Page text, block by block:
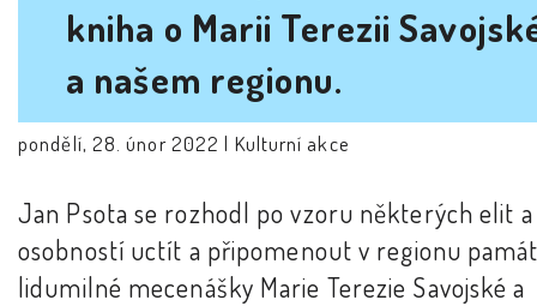
kniha o Marii Terezii
a našem regionu.
pondělí, 28. únor 2022 | Kulturní akce
Jan Psota se rozhodl po vzoru některých elit a
osobností uctít a připomenout v regionu
lidumilné mecenášky Marie Terezie Savojské a